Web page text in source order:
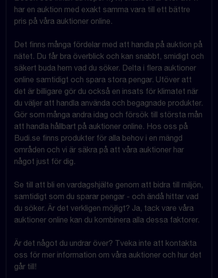
har en auktion med exakt samma vara till ett bättre
pris på våra auktioner online.
Det finns många fördelar med att handla på auktion på
nätet. Du får bra överblick och kan snabbt, smidigt och
säkert buda hem vad du söker. Delta i flera auktioner
online samtidigt och spara stora pengar. Utöver att
det är billigare gör du också en insats för klimatet när
du väljer att handla använda och begagnade produkter.
Gör som många andra idag och försök till största mån
att handla hållbart på auktioner online. Hos oss på
Budi.se finns produkter för alla behov i en mängd
områden och vi är säkra på att våra auktioner har
något just för dig.
Se till att bli en vardagshjälte genom att bidra till miljön,
samtidigt som du sparar pengar - och ändå hittar vad
du söker. Är det verkligen möjligt? Ja, tack vare våra
auktioner online kan du kombinera alla dessa faktorer.
Är det något du undrar över? Tveka inte att kontakta
oss för mer information om våra auktioner och hur det
går till!